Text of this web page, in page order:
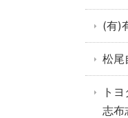
(有)
松尾
ト
志布